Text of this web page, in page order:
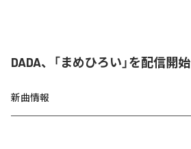
DADA、「まめひろい」を配信開始
新曲情報